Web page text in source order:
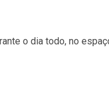
o dia todo, no